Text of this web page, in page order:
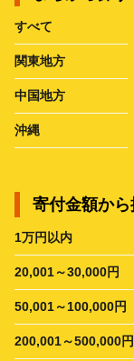
すべて
関東地方
中国地方
沖縄
寄付金額から
1万円以内
20,001～30,000円
50,001～100,000円
200,001～500,000円